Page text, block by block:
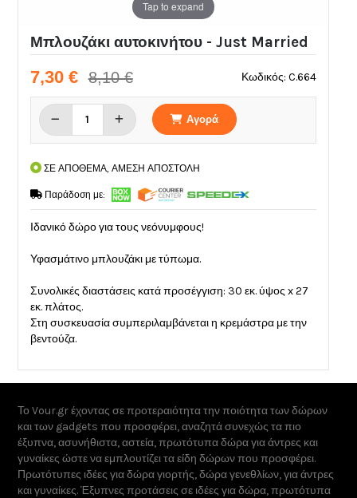
Tap to expand
Μπλουζάκι αυτοκινήτου - Just Married
Κωδικός: C.664
7,30 € 8,10 €
Αγορά
ΣΕ ΑΠΟΘΕΜΑ, ΑΜΕΣΗ ΑΠΟΣΤΟΛΗ
Παράδοση με:
Ιδανικό δώρο για τους νεόνυμφους!
Υφασμάτινο μπλουζάκι με τύπωμα.
Συνολικές διαστάσεις κατά προσέγγιση: 30 εκ. ύψος x 27
εκ. πλάτος.
Στη συσκευασία συμπεριλαμβάνεται η κρεμάστρα με την
βεντούζα.
Το Vour.gr έχοντας σε προτεραιότητα την ποιότητα των δώρων
και των gadgets που προσφέρει, αναζητά συνεχώς τα πιο
έξυπνα, ασυνήθιστα, αστεία, πρωτότυπα δώρα για άντρες και
γυναίκες ώστε να εμπλουτίζει τα είδη δώρων που προσφέρει.
Πρωτότυπες ιδέες για δώρα γιορτής, δώρα γενεθλίων, για άντρες
και γυναίκες. Έξυπνες προτάσεις σε ιδέες για δώρα, πρωτότυπα